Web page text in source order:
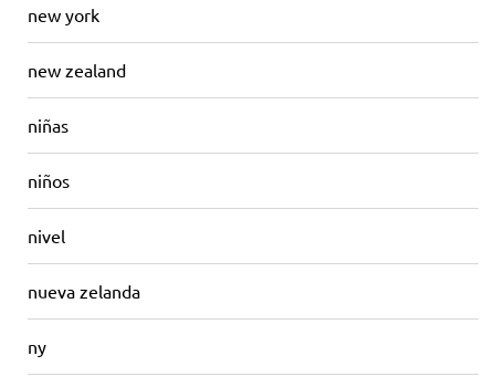
new york
new zealand
niñas
niños
nivel
nueva zelanda
ny